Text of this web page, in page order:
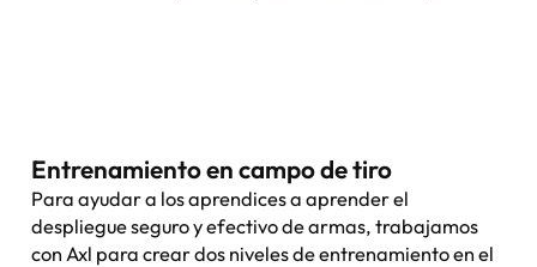
Entrenamiento en campo de tiro
Para ayudar a los aprendices a aprender el
despliegue seguro y efectivo de armas, trabajamos
con Axl para crear dos niveles de entrenamiento en el